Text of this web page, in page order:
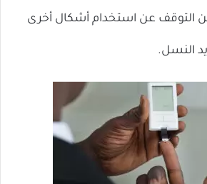
التوقف عن استخدام أشكال أخرى
النسل.